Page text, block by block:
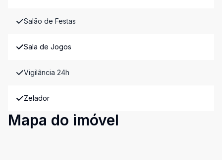
Salão de Festas
Sala de Jogos
Vigilância 24h
Zelador
Mapa do imóvel